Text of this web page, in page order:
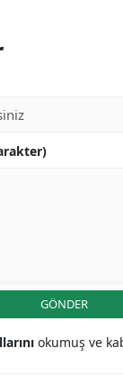
GÖNDER
okumuş ve